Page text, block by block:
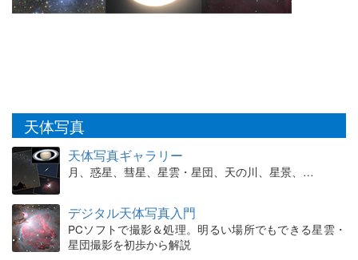
天体写真
天体写真ギャラリー
月、惑星、彗星、星雲・星団、天の川、星景、…
デジタル天体写真入門
PCソフトで撮影＆処理。明るい場所でもできる星雲・
星団撮影を初歩から解説